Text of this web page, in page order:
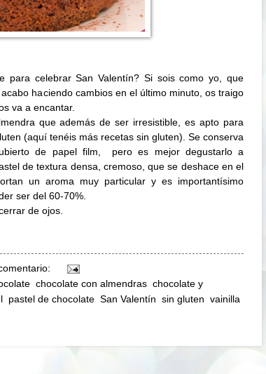
para celebrar San Valentín? Si sois como yo, que
haciendo cambios en el último minuto, os traigo
va a encantar.
que además de ser irresistible, es apto para
(aquí tenéis más recetas sin gluten). Se conserva
de papel film, pero es mejor degustarlo a
de textura densa, cremoso, que se deshace en el
un aroma muy particular y es importantísimo
ser del 60-70%.
de ojos.
chocolate con almendras chocolate y
pastel de chocolate San Valentín sin gluten vainilla